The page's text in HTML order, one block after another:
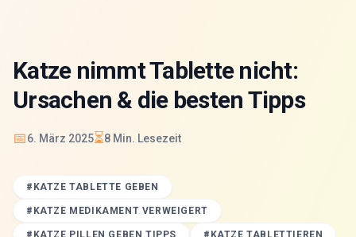
Katze nimmt Tablette nicht:
Ursachen & die besten Tipps
📅6. März 2025⏳8 Min. Lesezeit
# KATZE TABLETTE GEBEN
# KATZE MEDIKAMENT VERWEIGERT
# KATZE PILLEN GEBEN TIPPS # KATZE TABLETTIEREN